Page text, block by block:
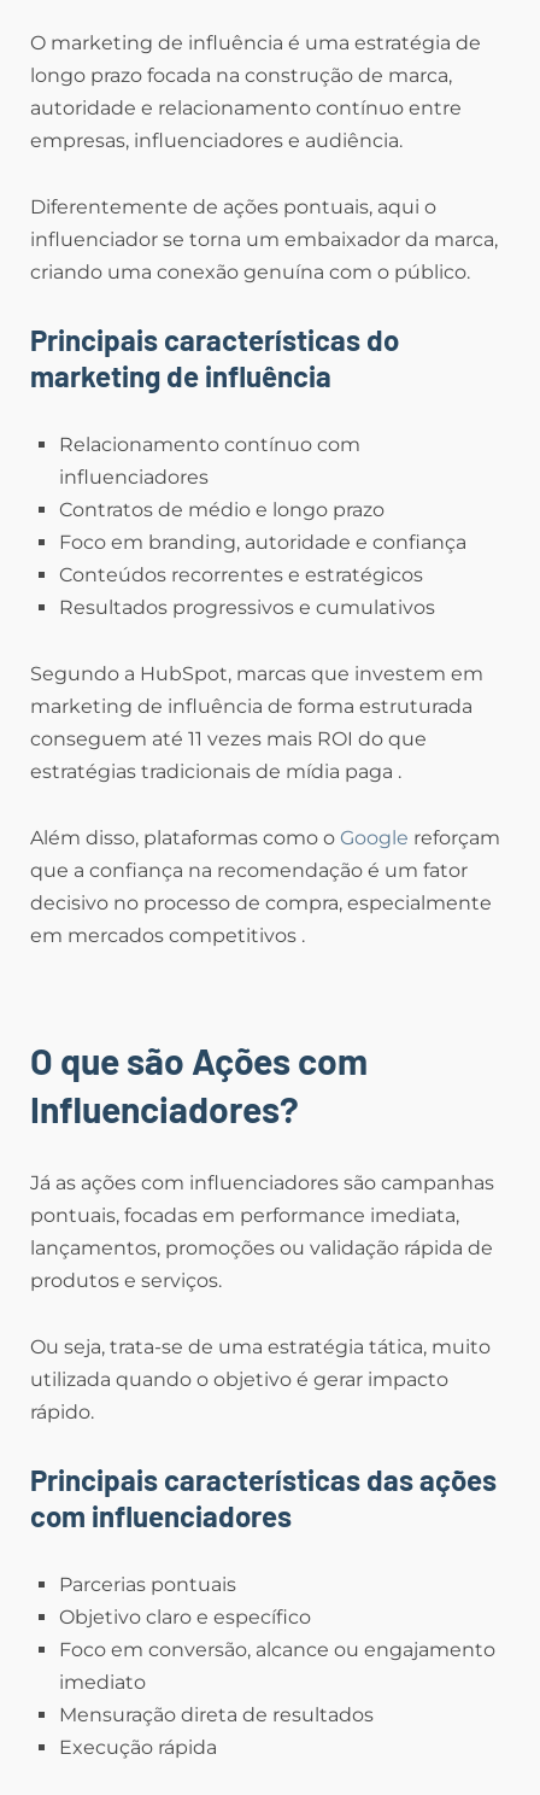
O marketing de influência é uma estratégia de
longo prazo focada na construção de marca,
autoridade e relacionamento contínuo entre
empresas, influenciadores e audiência.
Diferentemente de ações pontuais, aqui o
influenciador se torna um embaixador da marca,
criando uma conexão genuína com o público.
Principais características do
marketing de influência
Relacionamento contínuo com
influenciadores
Contratos de médio e longo prazo
Foco em branding, autoridade e confiança
Conteúdos recorrentes e estratégicos
Resultados progressivos e cumulativos
Segundo a HubSpot, marcas que investem em
marketing de influência de forma estruturada
conseguem até 11 vezes mais ROI do que
estratégias tradicionais de mídia paga .
Além disso, plataformas como o Google reforçam
que a confiança na recomendação é um fator
decisivo no processo de compra, especialmente
em mercados competitivos .
O que são Ações com
Influenciadores?
Já as ações com influenciadores são campanhas
pontuais, focadas em performance imediata,
lançamentos, promoções ou validação rápida de
produtos e serviços.
Ou seja, trata-se de uma estratégia tática, muito
utilizada quando o objetivo é gerar impacto
rápido.
Principais características das ações
com influenciadores
Parcerias pontuais
Objetivo claro e específico
Foco em conversão, alcance ou engajamento
imediato
Mensuração direta de resultados
Execução rápida